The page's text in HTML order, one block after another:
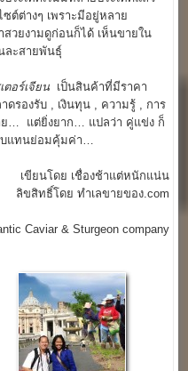
ต์ต่างๆ เพราะมีอยู่หลาย
สวยงามดูก่อนก็ได้ เห็นขายใน
ละสายพันธุ์
ตอร์เจียน เป็นสินค้าที่มีราคา
รองรับ , เงินทุน , ความรู้ , การ
ย… แต่ยิ่งยาก… แปลว่า คู่แข่ง ก็
แทนย่อมคุ้มค่า…
เขียนโดย เชื่องช้าแต่หนักแน่น
ลิขสิทธิ์โดย ทำเลขายของ.com
Caviar & Sturgeon company